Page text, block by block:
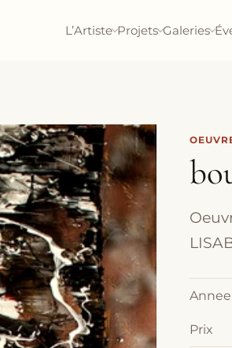
L’Artiste Projets Galeries
Annee
Prix